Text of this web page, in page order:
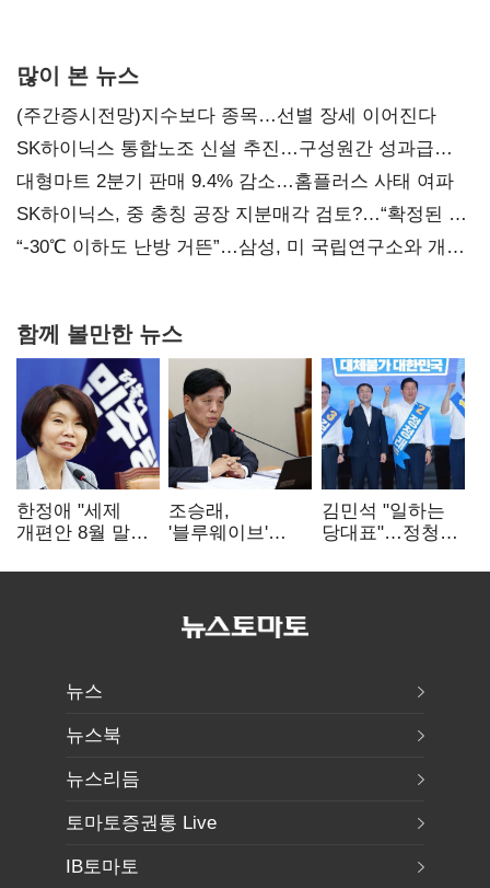
많이 본 뉴스
(주간증시전망)지수보다 종목…선별 장세 이어진다
SK하이닉스 통합노조 신설 추진…구성원간 성과급
불만 확산
대형마트 2분기 판매 9.4% 감소…홈플러스 사태 여파
SK하이닉스, 중 충칭 공장 지분매각 검토?…“확정된 바
없어”
“-30℃ 이하도 난방 거뜬”…삼성, 미 국립연구소와 개발
함께 볼만한 뉴스
한정애 "세제
개편안 8월 말
공급도 논의"
조승래,
'블루웨이브'
사과 "무거운
김민석 "일하는
당대표"…정청래
중요"
뉴스
뉴스북
뉴스리듬
토마토증권통 Live
IB토마토